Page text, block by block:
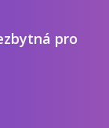
pro